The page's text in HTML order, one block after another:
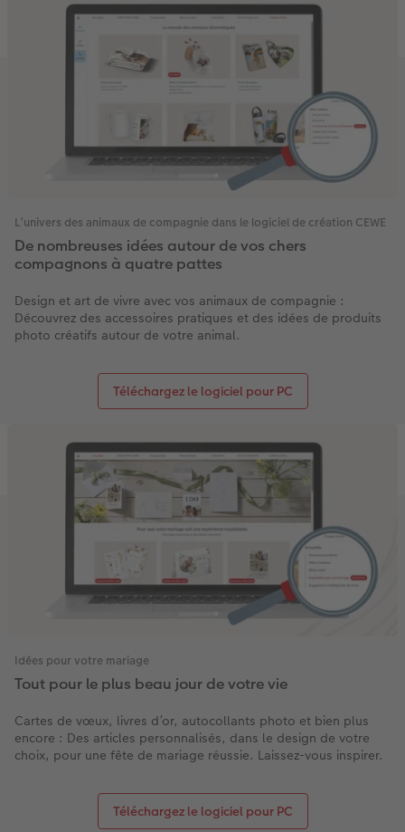
L’univers des animaux de compagnie dans le logiciel de création CEWE
De nombreuses idées autour de vos chers
compagnons à quatre pattes
Design et art de vivre avec vos animaux de compagnie :
Découvrez des accessoires pratiques et des idées de produits
photo créatifs autour de votre animal.
Téléchargez le logiciel pour PC
Idées pour votre mariage
Tout pour le plus beau jour de votre vie
Cartes de vœux, livres d’or, autocollants photo et bien plus
encore : Des articles personnalisés, dans le design de votre
choix, pour une fête de mariage réussie. Laissez-vous inspirer.
Téléchargez le logiciel pour PC